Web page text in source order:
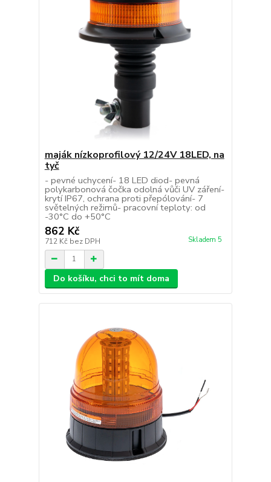
maják nízkoprofilový 12/24V 18LED, na
tyč
- pevné uchycení- 18 LED diod- pevná
polykarbonová čočka odolná vůči UV záření-
krytí IP67, ochrana proti přepólování- 7
světelných režimů- pracovní teploty: od
-30°C do +50°C
862 Kč
712 Kč bez DPH Skladem 5
Do košíku, chci to mít doma